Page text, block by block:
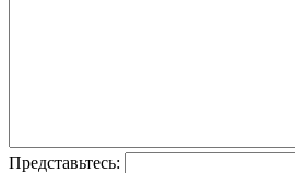
Представьтесь: